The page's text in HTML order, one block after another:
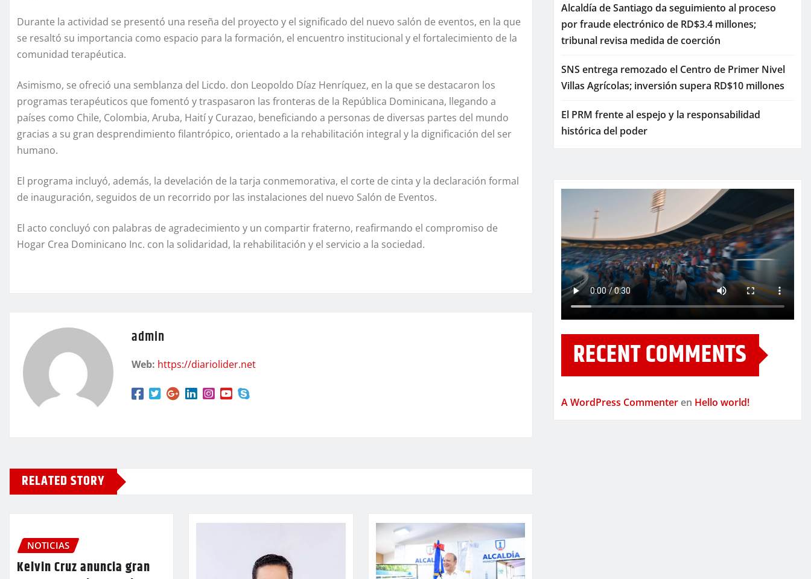
Durante la actividad se presentó una reseña del proyecto y el significado del nuevo salón de eventos, en la que
se resaltó su importancia como espacio para la formación, el encuentro institucional y el fortalecimiento de la
comunidad terapéutica.
Asimismo, se ofreció una semblanza del Licdo. don Leopoldo Díaz Henríquez, en la que se destacaron los
programas terapéuticos que fomentó y traspasaron las fronteras de la República Dominicana, llegando a
países como Chile, Colombia, Aruba, Haití y Curazao, beneficiando a personas de diversas partes del mundo
gracias a su gran desprendimiento filantrópico, orientado a la rehabilitación integral y la dignificación del ser
humano.
El programa incluyó, además, la develación de la tarja conmemorativa, el corte de cinta y la declaración formal
de inauguración, seguidos de un recorrido por las instalaciones del nuevo Salón de Eventos.
El acto concluyó con palabras de agradecimiento y un compartir fraterno, reafirmando el compromiso de
Hogar Crea Dominicano Inc. con la solidaridad, la rehabilitación y el servicio a la sociedad.
admin
Web: https://diariolider.net
RELATED STORY
NOTICIAS
Kelvin Cruz anuncia gran
Alcaldía de Santiago da seguimiento al proceso
por fraude electrónico de RD$3.4 millones;
tribunal revisa medida de coerción
SNS entrega remozado el Centro de Primer Nivel
Villas Agrícolas; inversión supera RD$10 millones
El PRM frente al espejo y la responsabilidad
histórica del poder
RECENT COMMENTS
A WordPress Commenter en Hello world!